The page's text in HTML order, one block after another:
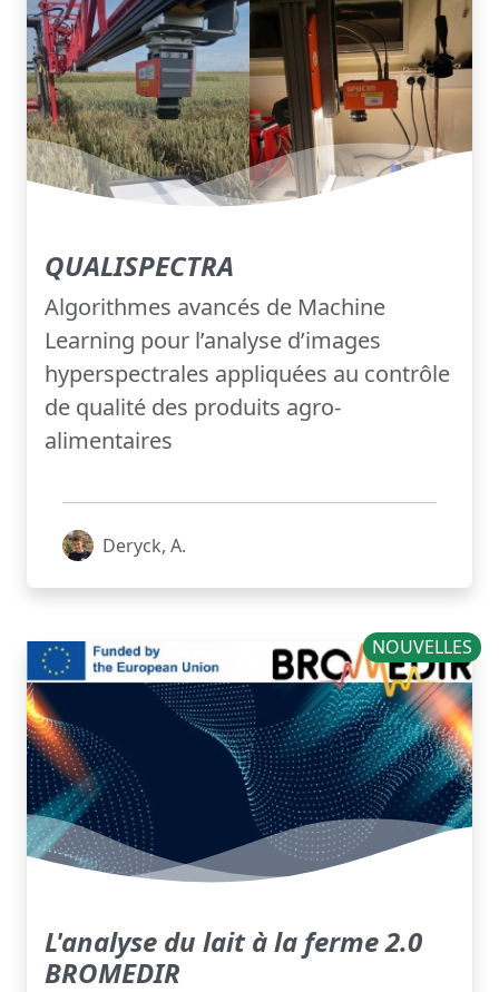
QUALISPECTRA
Algorithmes avancés de Machine
Learning pour l’analyse d’images
hyperspectrales appliquées au contrôle
de qualité des produits agro-
alimentaires
Deryck, A.
NOUVELLES
L'analyse du lait à la ferme 2.0
BROMEDIR